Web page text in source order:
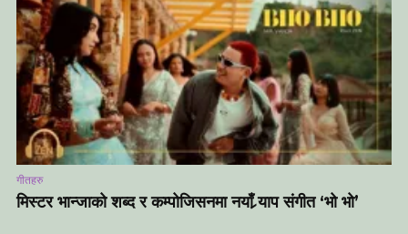
गीतहरु
मिस्टर भान्जाको शब्द र कम्पोजिसनमा नयाँ र्‍याप संगीत ‘भो भो’